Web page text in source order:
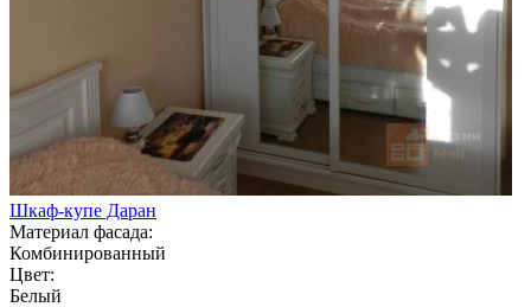
Шкаф-купе Даран
Материал фасада:
Комбинированный
Цвет:
Белый